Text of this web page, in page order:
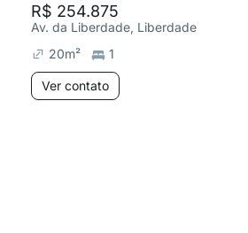
R$ 254.875
Av. da Liberdade, Liberdade
20m² 1
Ver contato